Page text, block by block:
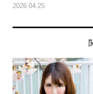
2026.04.25